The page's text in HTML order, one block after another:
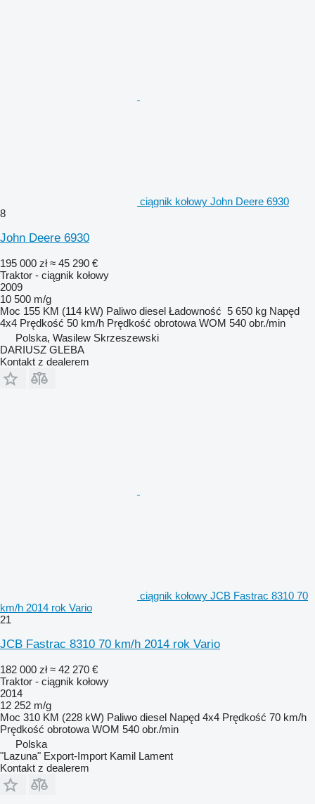
ciągnik kołowy John Deere 6930
8
John Deere 6930
195 000 zł ≈ 45 290 €
Traktor - ciągnik kołowy
2009
10 500 m/g
Moc 155 KM (114 kW) Paliwo diesel Ładowność 5 650 kg Napęd
4x4 Prędkość 50 km/h Prędkość obrotowa WOM 540 obr./min
Polska, Wasilew Skrzeszewski
DARIUSZ GLEBA
Kontakt z dealerem
ciągnik kołowy JCB Fastrac 8310 70
km/h 2014 rok Vario
21
JCB Fastrac 8310 70 km/h 2014 rok Vario
182 000 zł ≈ 42 270 €
Traktor - ciągnik kołowy
2014
12 252 m/g
Moc 310 KM (228 kW) Paliwo diesel Napęd 4x4 Prędkość 70 km/h
Prędkość obrotowa WOM 540 obr./min
Polska
"Lazuna" Export-Import Kamil Lament
Kontakt z dealerem